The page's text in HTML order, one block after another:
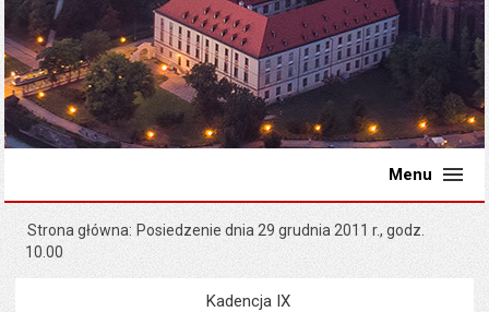
Menu
Strona główna Posiedzenie dnia 29 grudnia 2011 r., godz.
10.00
Menu
Kadencja IX